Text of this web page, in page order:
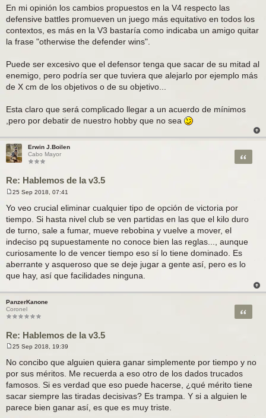
En mi opinión los cambios propuestos en la V4 respecto las
defensive battles promueven un juego más equitativo en todos los
contextos, es más en la V3 bastaría como indicaba un amigo quitar
la frase "otherwise the defender wins".
Puede ser excesivo que el defensor tenga que sacar de su mitad al
enemigo, pero podría ser que tuviera que alejarlo por ejemplo más
de X cm de los objetivos o de su objetivo...
Esta claro que será complicado llegar a un acuerdo de mínimos
,pero por debatir de nuestro hobby que no sea
Erwin J.Boilen
Cabo Mayor
Re: Hablemos de la v3.5
Citar
n
s
j
e
25 Sep 2018, 07:41
Yo veo crucial eliminar cualquier tipo de opción de victoria por
tiempo. Si hasta nivel club se ven partidas en las que el kilo duro
de turno, sale a fumar, mueve rebobina y vuelve a mover, el
indeciso pq supuestamente no conoce bien las reglas..., aunque
curiosamente lo de vencer tiempo eso sí lo tiene dominado. Es
aberrante y asqueroso que se deje jugar a gente así, pero es lo
que hay, así que facilidades ninguna.
PanzerKanone
Coronel
Re: Hablemos de la v3.5
Citar
n
s
j
e
25 Sep 2018, 19:39
No concibo que alguien quiera ganar simplemente por tiempo y no
por sus méritos. Me recuerda a eso otro de los dados trucados
famosos. Si es verdad que eso puede hacerse, ¿qué mérito tiene
sacar siempre las tiradas decisivas? Es trampa. Y si a alguien le
parece bien ganar así, es que es muy triste.